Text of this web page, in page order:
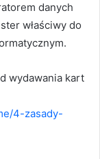
danych
właściwy do
wydawania kart
4-zasady-